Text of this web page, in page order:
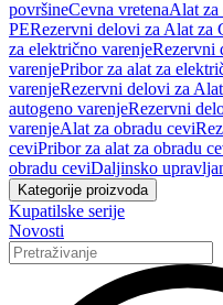
površineCevna vretenaAlat za
PERezervni delovi za Alat za
za električno varenjeRezervni
varenjePribor za alat za
varenjeRezervni delovi za
autogeno varenjeRezervni
varenjeAlat za obradu cevi
ceviPribor za alat za obradu
obradu ceviDaljinsko
Kategorije proizvoda
Kupatilske serije
Novosti